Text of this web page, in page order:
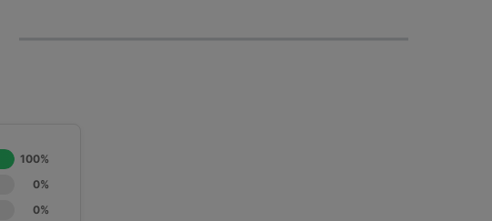
100%
0%
0%